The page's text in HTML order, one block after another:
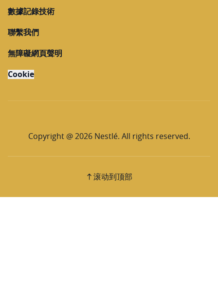
數據記錄技術
聯繫我們
無障礙網頁聲明
Cookie
Copyright @ 2026 Nestlé. All rights reserved.
滚动到顶部